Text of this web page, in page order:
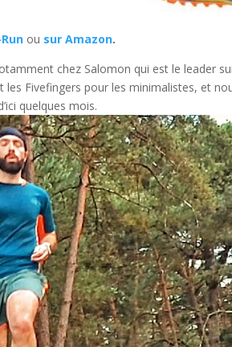
ou sur Amazon.
chez Salomon qui est le leader
Fivefingers pour les minimalistes, et
quelques mois.